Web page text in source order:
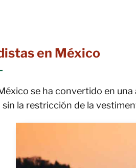
en México
se ha convertido en
sin la restricción de la